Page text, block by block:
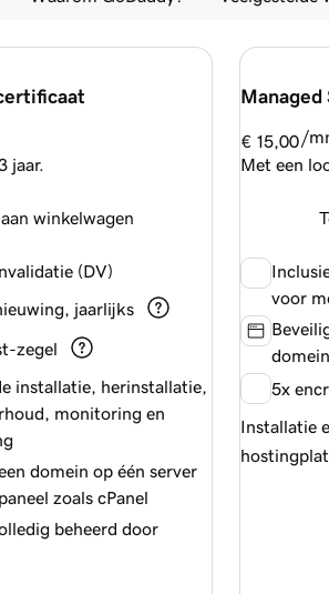
jaar.
winkelwagen
(DV)
jaarlijks
zegel
installatie, herinstallatie,
monitoring en
domein op één server
zoals cPanel
beheerd door
Managed
€ 15,00 /
Met een
voor
5x
Installatie